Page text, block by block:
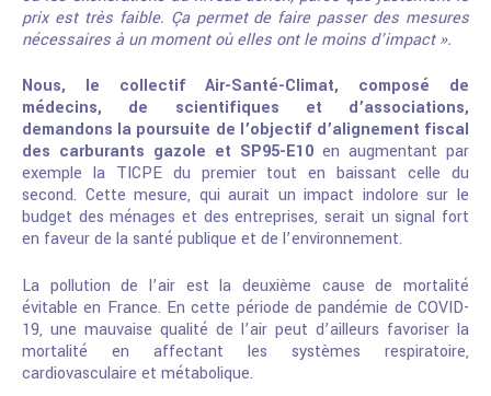
prix est très faible. Ça permet de faire passer des mesures
nécessaires à un moment où elles ont le moins d’impact ».
Nous, le collectif Air-Santé-Climat, composé de
médecins, de scientifiques et d’associations,
demandons la poursuite de l’objectif d’alignement fiscal
des carburants gazole et SP95-E10 en augmentant par
exemple la TICPE du premier tout en baissant celle du
second. Cette mesure, qui aurait un impact indolore sur le
budget des ménages et des entreprises, serait un signal fort
en faveur de la santé publique et de l’environnement.
La pollution de l’air est la deuxième cause de mortalité
évitable en France. En cette période de pandémie de COVID-
19, une mauvaise qualité de l’air peut d’ailleurs favoriser la
mortalité en affectant les systèmes respiratoire,
cardiovasculaire et métabolique.